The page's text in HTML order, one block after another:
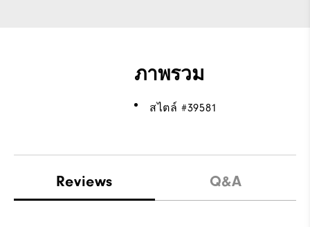
ภาพรวม
สไตล์ #39581
Reviews Q&A